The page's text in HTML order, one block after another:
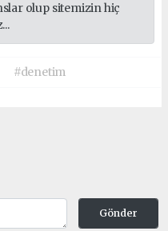
olup sitemizin hiç
#denetim
Gönder